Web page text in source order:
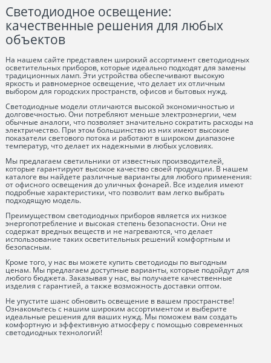
Светодиодное освещение:
качественные решения для любых
объектов
На нашем сайте представлен широкий ассортимент светодиодных
осветительных приборов, которые идеально подходят для замены
традиционных ламп. Эти устройства обеспечивают высокую
яркость и равномерное освещение, что делает их отличным
выбором для городских пространств, офисов и бытовых нужд.
Светодиодные модели отличаются высокой экономичностью и
долговечностью. Они потребляют меньше электроэнергии, чем
обычные аналоги, что позволяет значительно сократить расходы на
электричество. При этом большинство из них имеют высокие
показатели светового потока и работают в широком диапазоне
температур, что делает их надежными в любых условиях.
Мы предлагаем светильники от известных производителей,
которые гарантируют высокое качество своей продукции. В нашем
каталоге вы найдете различные варианты для любого применения:
от офисного освещения до уличных фонарей. Все изделия имеют
подробные характеристики, что позволит вам легко выбрать
подходящую модель.
Преимуществом светодиодных приборов является их низкое
энергопотребление и высокая степень безопасности. Они не
содержат вредных веществ и не нагреваются, что делает
использование таких осветительных решений комфортным и
безопасным.
Кроме того, у нас вы можете купить светодиоды по выгодным
ценам. Мы предлагаем доступные варианты, которые подойдут для
любого бюджета. Заказывая у нас, вы получаете качественные
изделия с гарантией, а также возможность доставки оптом.
Не упустите шанс обновить освещение в вашем пространстве!
Ознакомьтесь с нашим широким ассортиментом и выберите
идеальные решения для ваших нужд. Мы поможем вам создать
комфортную и эффективную атмосферу с помощью современных
светодиодных технологий!